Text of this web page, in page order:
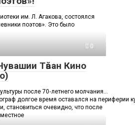
им. Л. Агакова, состоялся
поэтов». Это было
0
Тӑван Кино
после 70‑летнего молчания…
долгое время оставался на периферии
становиться очевидно, что после